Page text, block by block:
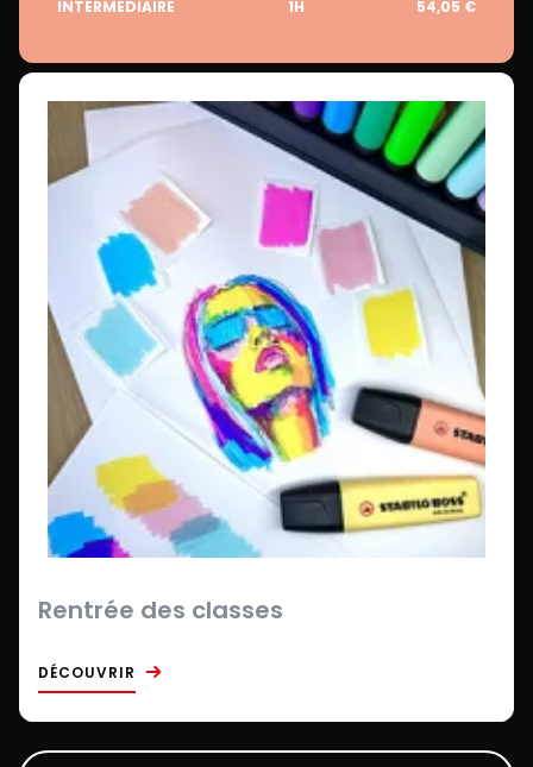
INTERMÉDIAIRE 1H 54,05 €
Rentrée des classes
DÉCOUVRIR